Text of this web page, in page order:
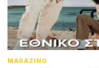
MAGAZINO